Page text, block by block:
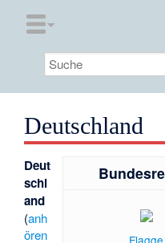
Deutschland
Deut
schl
and
(anh
ören